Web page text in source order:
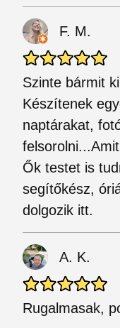
F. M.
Szinte bármit
Készítenek
naptárakat,
Ők testet is
segítőkész,
dolgozik itt.
A. K.
Rugalmasak,